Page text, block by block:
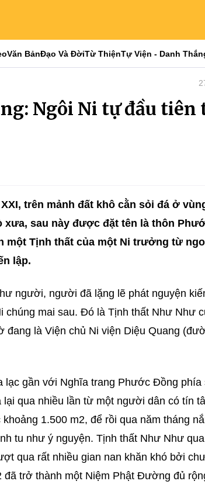
Văn BảnĐạo Và ĐờiTừ ThiệnTự Viện - Danh
Ngôi Ni tự đầu tiên
trên mảnh đất khô cằn sỏi đá ở
sau này được đặt tên là thôn
một Tịnh thất của một Ni trưởng từ
lập.
người, người đã lặng lẽ phát nguyện
chúng mai sau. Đó là Tịnh thất Như Như
đang là Viện chủ Ni viện Diệu Quang
lạc gần với Nghĩa trang Phước Đồng phía
qua nhiều lần từ một người dân có tín
1.500 m2, để rồi qua năm tháng
tu như ý nguyện. Tịnh thất Như Như
qua rất nhiều gian nan khăn khó bởi
đã trở thành một Niệm Phật Đường đủ